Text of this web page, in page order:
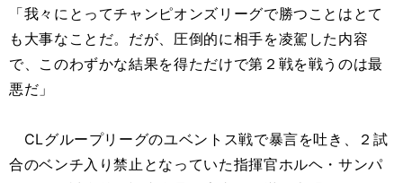
「我々にとってチャンピオンズリーグで勝つことはとて
も大事なことだ。だが、圧倒的に相手を凌駕した内容
で、このわずかな結果を得ただけで第２戦を戦うのは最
悪だ」
CLグループリーグのユベントス戦で暴言を吐き、２試
合のベンチ入り禁止となっていた指揮官ホルヘ・サンパ